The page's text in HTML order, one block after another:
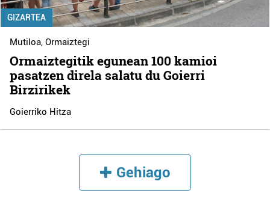
GIZARTEA
Mutiloa,Ormaiztegi
Ormaiztegitik egunean 100 kamioi
pasatzen direla salatu du Goierri
Birzirikek
Goierriko Hitza
Gehiago